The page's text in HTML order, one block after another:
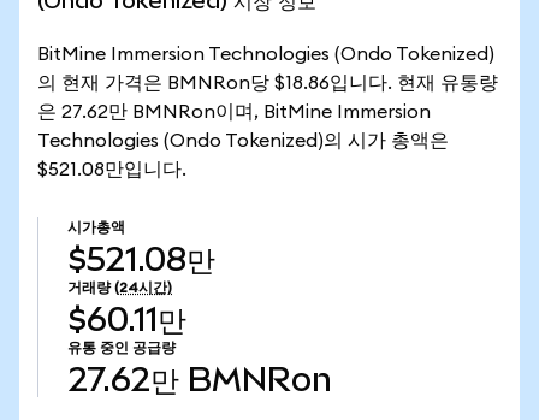
BitMine Immersion Technologies (Ondo Tokenized)
의 현재 가격은 BMNRon당 $18.86입니다. 현재 유통량
은 27.62만 BMNRon이며, BitMine Immersion
Technologies (Ondo Tokenized)의 시가 총액은
$521.08만입니다.
시가총액
$521.08만
거래량 (24시간)
$60.11만
유통 중인 공급량
27.62만 BMNRon